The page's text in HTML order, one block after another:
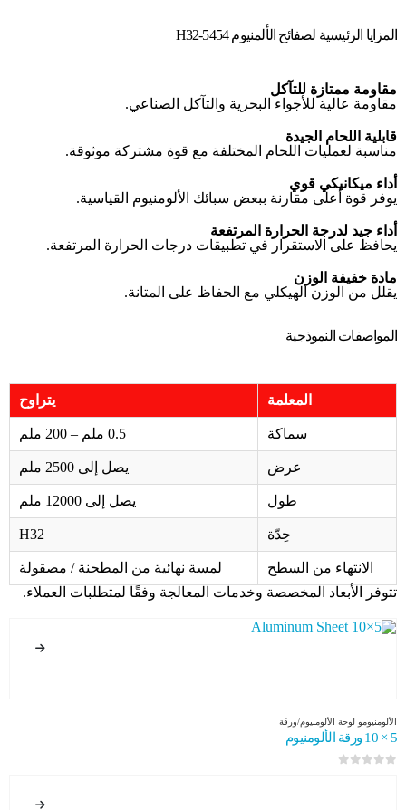
المزايا الرئيسية لصفائح الألمنيوم 5454-H32
مقاومة ممتازة للتآكل
مقاومة عالية للأجواء البحرية والتآكل الصناعي.
قابلية اللحام الجيدة
مناسبة لعمليات اللحام المختلفة مع قوة مشتركة موثوقة.
أداء ميكانيكي قوي
يوفر قوة أعلى مقارنة ببعض سبائك الألومنيوم القياسية.
أداء جيد لدرجة الحرارة المرتفعة
يحافظ على الاستقرار في تطبيقات درجات الحرارة المرتفعة.
مادة خفيفة الوزن
يقلل من الوزن الهيكلي مع الحفاظ على المتانة.
المواصفات النموذجية
المعلمة يتراوح
سماكة 0.5 ملم – 200 ملم
عرض يصل إلى 2500 ملم
طول يصل إلى 12000 ملم
حِدّة H32
الانتهاء من السطح
لمسة نهائية من المطحنة / مصقولة
تتوفر الأبعاد المخصصة وخدمات المعالجة وفقًا لمتطلبات العملاء.
الألومنيومو لوحة الألومنيوم/ورقة
5 × 10 ورقة الألومنيوم